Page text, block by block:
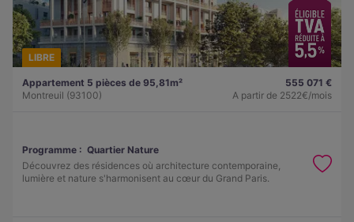
LIBRE
Appartement 5 pièces de 95,81m²
Montreuil (93100)
555 071 €
A partir de 2522€/mois
Programme : Quartier Nature
Découvrez des résidences où architecture contemporaine,
lumière et nature s'harmonisent au cœur du Grand Paris.